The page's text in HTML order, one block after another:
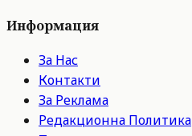
Информация
За Нас
Контакти
За Реклама
Редакционна Политика